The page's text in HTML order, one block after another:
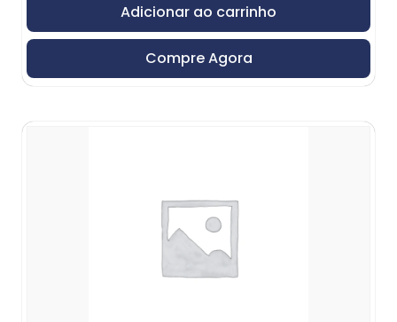
Adicionar ao carrinho
Compre Agora